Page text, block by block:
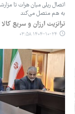
اتصال ریلی میان هرات تا
به هم متصل می‌کند
ترانزیت ارزان و سریع
۱۴۰۴-۱۰-۲۴ ۰۳:۵۸